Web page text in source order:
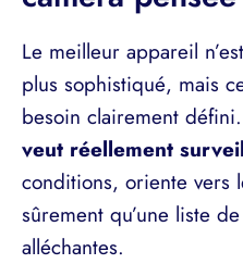
Le meilleur appareil
plus sophistiqué, mais
besoin clairement défini.
veut réellement
conditions, oriente vers
sûrement qu’une liste
alléchantes.